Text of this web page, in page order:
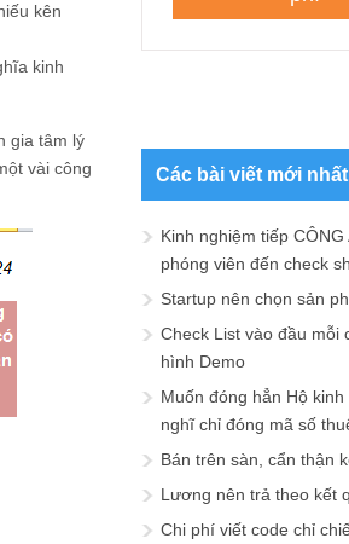
kên
kinh
gia tâm lý
vài công
Các bài viết mới nhất
Kinh nghiệm tiếp CÔNG
phóng viên đến check
Startup nên chọn sản
Check List vào đầu mỗi
hình Demo
Muốn đóng hẳn Hộ
nghĩ chỉ đóng mã số
Bán trên sàn, cẩn thận
Lương nên trả theo kết
Chi phí viết code chỉ